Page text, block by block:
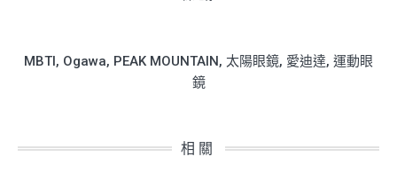
MBTI, Ogawa, PEAK MOUNTAIN, 太陽眼鏡, 愛迪達, 運動眼
鏡
相關